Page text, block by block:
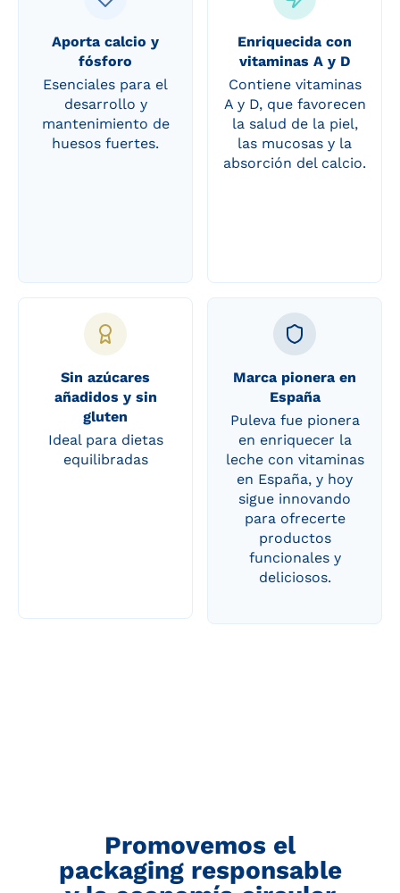
Aporta calcio y
fósforo
Esenciales para el
desarrollo y
mantenimiento de
huesos fuertes.
Enriquecida con
vitaminas A y D
Contiene vitaminas
A y D, que favorecen
la salud de la piel,
las mucosas y la
absorción del calcio.
Sin azúcares
añadidos y sin
gluten
Ideal para dietas
equilibradas
Marca pionera en
España
Puleva fue pionera
en enriquecer la
leche con vitaminas
en España, y hoy
sigue innovando
para ofrecerte
productos
funcionales y
deliciosos.
Promovemos el
packaging responsable